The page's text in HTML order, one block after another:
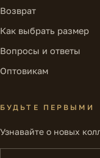
Возврат
Как выбрать размер
Вопросы и ответы
Оптовикам
БУДЬТЕ ПЕРВЫМИ
Узнавайте о новых